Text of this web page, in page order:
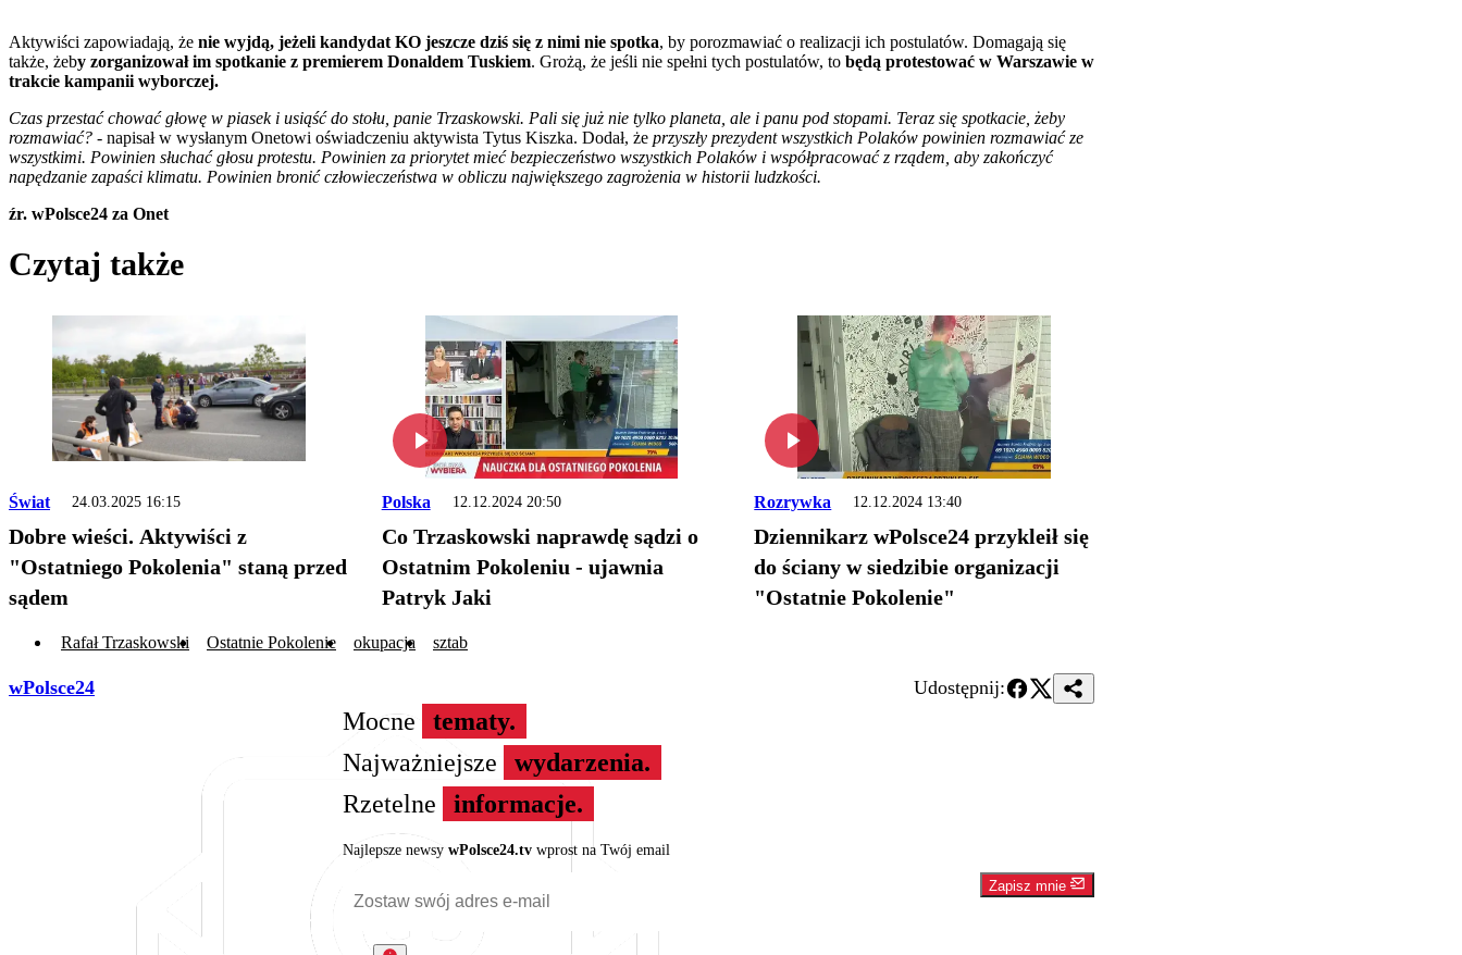
Aktywiści zapowiadają, że nie wyjdą, jeżeli kandydat KO jeszcze dziś się z nimi nie spotka, by porozmawiać o realizacji ich postulatów. Domagają się
także, żeby zorganizował im spotkanie z premierem Donaldem Tuskiem. Grożą, że jeśli nie spełni tych postulatów, to będą protestować w Warszawie w
trakcie kampanii wyborczej.
Czas przestać chować głowę w piasek i usiąść do stołu, panie Trzaskowski. Pali się już nie tylko planeta, ale i panu pod stopami. Teraz się spotkacie, żeby
rozmawiać? - napisał w wysłanym Onetowi oświadczeniu aktywista Tytus Kiszka. Dodał, że przyszły prezydent wszystkich Polaków powinien rozmawiać ze
wszystkimi. Powinien słuchać głosu protestu. Powinien za priorytet mieć bezpieczeństwo wszystkich Polaków i współpracować z rządem, aby zakończyć
napędzanie zapaści klimatu. Powinien bronić człowieczeństwa w obliczu największego zagrożenia w historii ludzkości.
źr. wPolsce24 za Onet
Czytaj także
Świat 24.03.2025 16:15
Dobre wieści. Aktywiści z
"Ostatniego Pokolenia" staną przed
sądem
Polska 12.12.2024 20:50
Co Trzaskowski naprawdę sądzi o
Ostatnim Pokoleniu - ujawnia
Patryk Jaki
Rozrywka 12.12.2024 13:40
Dziennikarz wPolsce24 przykleił się
do ściany w siedzibie organizacji
"Ostatnie Pokolenie"
Rafał Trzaskowski Ostatnie Pokolenie okupacja sztab
wPolsce24 Udostępnij:
Mocne
tematy.
Najważniejsze
wydarzenia.
Rzetelne
informacje.
Najlepsze newsy wPolsce24.tvwprost na Twój email
Zapisz mnie